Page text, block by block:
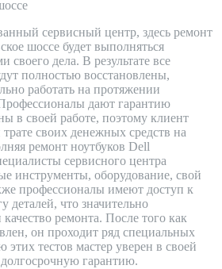
сервисный центр, здесь ремонт
шоссе будет выполняться
дела. В результате все
полностью восстановлены,
работать на протяжении
дают гарантию
в своей работе, поэтому клиент
своих денежных средств на
ремонт ноутбуков Dell
сервисного центра
инструменты, оборудование, свой
профессионалы имеют доступ к
деталей, что значительно
ремонта. После того как
он проходит ряд специальных
тестов мастер уверен в своей
гарантию.